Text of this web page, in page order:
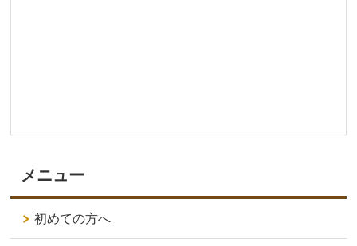
メニュー
初めての方へ